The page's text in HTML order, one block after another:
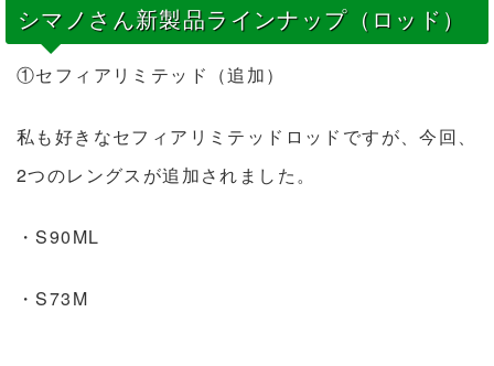
シマノさん新製品ラインナップ（ロッド）
①セフィアリミテッド（追加）
私も好きなセフィアリミテッドロッドですが、今回、
2つのレングスが追加されました。
・S90ML
・S73M